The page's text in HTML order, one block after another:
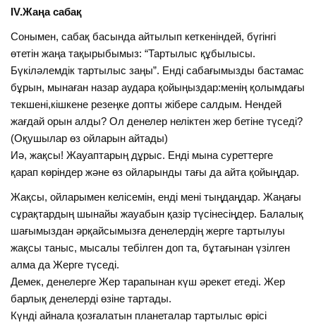
ІV.Жаңа сабақ
Сонымен, сабақ басында айтылып кеткеніндей, бүгінгі
өтетін жаңа тақырыбымыз: “Тартылыс құбылысы.
Бүкіләлемдік тартылыс заңы”. Енді сабағымызды бастамас
бұрын, мынаған назар аудара қойыңыздар:менің қолымдағы
текшені,кішкене резеңке допты жібере салдым. Нендей
жағдай орын алды? Ол денелер неліктен жер бетіне түседі?
(Оқушылар өз ойларын айтады)
Иә, жақсы! Жауаптарың дұрыс. Енді мына суреттерге
қарап көріндер және өз ойларынды тағы да айта қойыңдар.
Жақсы, ойларымен келісемін, енді мені тыңдаңдар. Жаңағы
сұрақтардың шынайы жауабын қазір түсінесіңдер. Балалық
шағымыздан әрқайсымызға денелердің жерге тартылуы
жақсы таныс, мысалы тебілген доп та, бұтағынан үзілген
алма да Жерге түседі.
Демек, денелерге Жер тарапынан күш әрекет етеді. Жер
барлық денелерді өзіне тартады.
Күнді айнала қозғалатын планеталар тартылыс өрісі